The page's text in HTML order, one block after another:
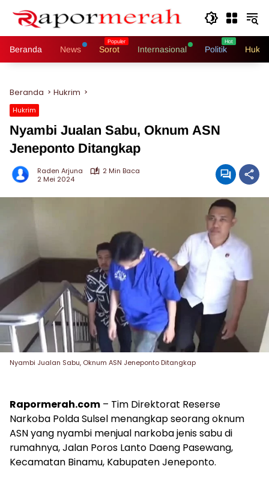
Beranda News Sorot Internasional Politik
Beranda Hukrim
Hukrim
Nyambi Jualan Sabu, Oknum ASN
Jeneponto Ditangkap
Raden Arjuna
2 Min Baca
2 Mei 2024
Nyambi Jualan Sabu, Oknum ASN Jeneponto Ditangkap
Rapormerah.com – Tim Direktorat Reserse
Narkoba Polda Sulsel menangkap seorang oknum
ASN yang nyambi menjual narkoba jenis sabu di
rumahnya, Jalan Poros Lanto Daeng Pasewang,
Kecamatan Binamu, Kabupaten Jeneponto.